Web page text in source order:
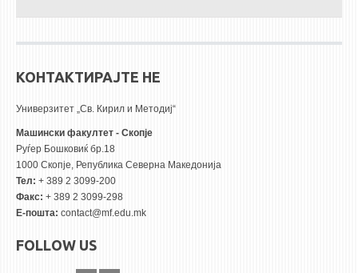
КОНТАКТИРАЈТЕ НЕ
Универзитет „Св. Кирил и Методиј“
Машински факултет - Скопје
Руѓер Бошковиќ бр.18
1000 Скопје, Република Северна Македонија
Тел: + 389 2 3099-200
Факс: + 389 2 3099-298
Е-пошта: contact@mf.edu.mk
FOLLOW US